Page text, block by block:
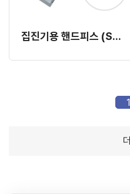
집진기용 핸드피스 (Sky Blue A, B 호환)
1